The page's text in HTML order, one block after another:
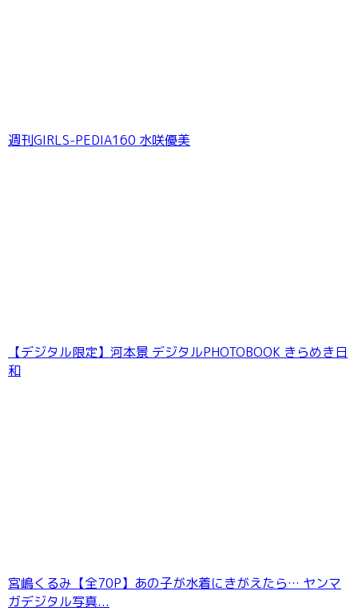
週刊GIRLS-PEDIA160 水咲優美
【デジタル限定】河本景 デジタルPHOTOBOOK きらめき日
和
宮嶋くるみ【全70P】あの子が水着にきがえたら… ヤンマ
ガデジタル写真...